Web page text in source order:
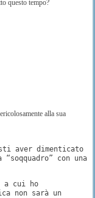
questo tempo?
alla sua
aver dimenticato
con una
a cui ho
non sarà un